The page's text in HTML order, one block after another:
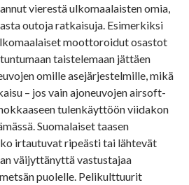
vierestä ulkomaalaisten omia,
outoja ratkaisuja. Esimerkiksi
moottoroidut osastot
taistelemaan jättäen
omille asejärjestelmille, mikä
– jos vain ajoneuvojen airsoft-
tulenkäyttöön viidakon
Suomalaiset taasen
irtautuvat ripeästi tai lähtevät
väijyttänyttä vastustajaa
puolelle. Pelikulttuurit